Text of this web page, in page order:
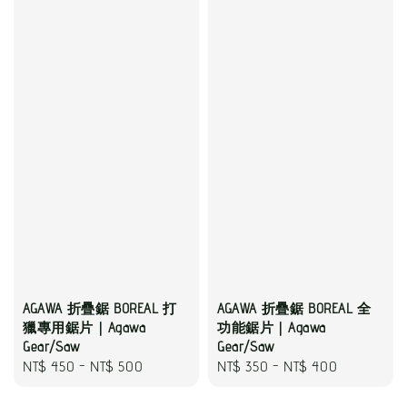
AGAWA 折疊鋸 BOREAL 打
獵專用鋸片｜Agawa
Gear/Saw
Regular
NT$ 450 - NT$ 500
AGAWA 折疊鋸 BOREAL 全
功能鋸片｜Agawa
Gear/Saw
Regular
NT$ 350 - NT$ 400